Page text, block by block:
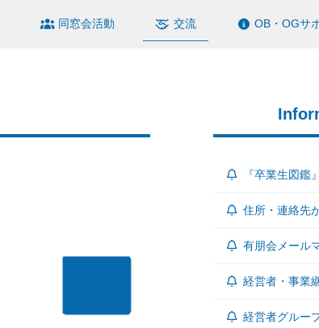
同窓会活動 交流 OB・OGサ
『卒業生図鑑
住所・連絡先
有朋会メール
経営者・事業
経営者グルー